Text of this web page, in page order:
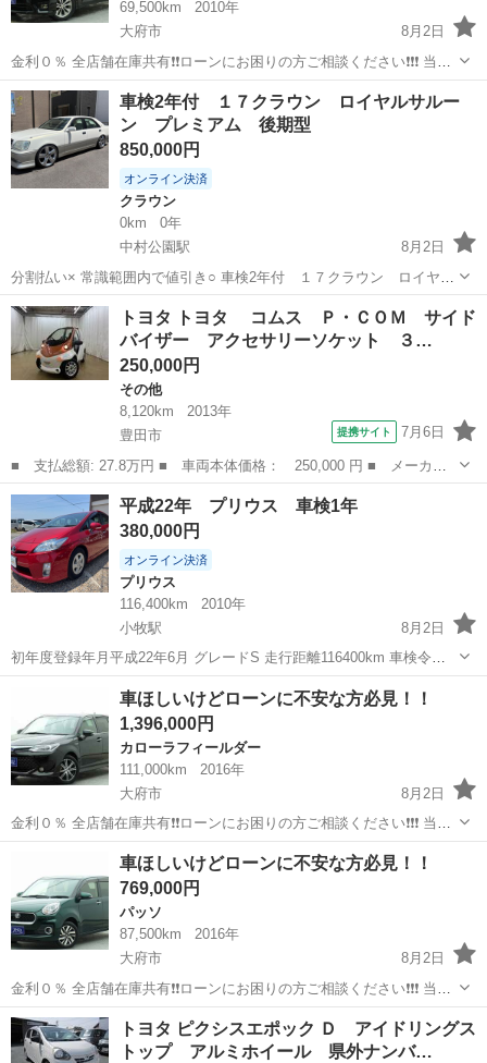
69,500km
2010年
大府市
8月2日
金利０％ 全店舗在庫共有❗️❗️ローンにお困りの方ご相談ください❗️❗️❗️ 当店
の自社ローンは 👉審査通過率95％❗️ さらに… 👉総額150万円までのお
車なら【頭金0円OK】✨ 「今は無理かも…」と...
愛知 大府市 ヴェルファイア
車検2年付 １７クラウン ロイヤルサルー
ン プレミアム 後期型
850,000円
オンライン決済
クラウン
0km
0年
中村公園駅
8月2日
分割払い× 常識範囲内で値引き○ 車検2年付 １７クラウン ロイヤル
サルーンプレミアム パールツートン 後期型 １ＪＺ 2500cc 初年
度登録 平成１４年 ５月 走行距離 101300Km 車検
令和１０年...
愛知 海部郡 中村公園駅
トヨタ トヨタ コムス Ｐ・ＣＯＭ サイド
バイザー アクセサリーソケット ３…
250,000円
その他
8,120km
2013年
豊田市
提携サイト 7月6日
■ 支払総額: 27.8万円 ■ 車両本体価格： 250,000 円 ■ メーカー
名： トヨタ ■ 車種名： トヨタ ■ グレード名： コムス
Ｐ・ＣＯＭ サイドバイザー アクセサリーソケット ３メートル充
電ケーブル 純...
愛知 豊田市 その他
平成22年 プリウス 車検1年
380,000円
オンライン決済
プリウス
116,400km
2010年
小牧駅
8月2日
初年度登録年月平成22年6月 グレードS 走行距離116400km 車検令和9
年7月30日まで 禁煙車 ナビ テレビ バックカメラ ETC 370度ドライブ
レコーダー スマートキー2個あり オートライト フォグライト エン...
プリウス ミッション
車ほしいけどローンに不安な方必見！！
1,396,000円
カローラフィールダー
111,000km
2016年
大府市
8月2日
金利０％ 全店舗在庫共有❗️❗️ローンにお困りの方ご相談ください❗️❗️❗️ 当店
の自社ローンは 👉審査通過率95％❗️ さらに… 👉総額150万円までのお
車なら【頭金0円OK】✨ 「今は無理かも…」と...
カローラフィールダー ローン
車ほしいけどローンに不安な方必見！！
769,000円
パッソ
87,500km
2016年
大府市
8月2日
金利０％ 全店舗在庫共有❗️❗️ローンにお困りの方ご相談ください❗️❗️❗️ 当店
の自社ローンは 👉審査通過率95％❗️ さらに… 👉総額150万円までのお
車なら【頭金0円OK】✨ 「今は無理かも…」と...
愛知 大府市 パッソ
トヨタ ピクシスエポック Ｄ アイドリングス
トップ アルミホイール 県外ナンバ…